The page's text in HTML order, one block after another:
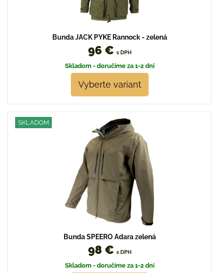
Bunda JACK PYKE Rannock - zelená
96 € s DPH
Skladom - doručíme za 1-2 dni
Vyberte variant
SKLADOM
Bunda SPEERO Adara zelená
98 € s DPH
Skladom - doručíme za 1-2 dni